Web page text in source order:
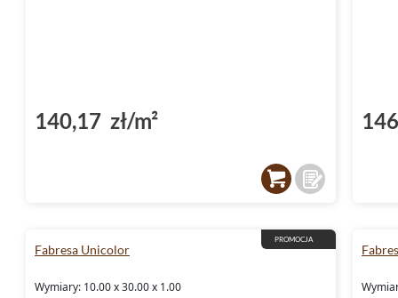
140,17 zł/m²
PROMOCJA
Fabresa Unicolor
Wymiary: 10.00 x 30.00 x 1.00